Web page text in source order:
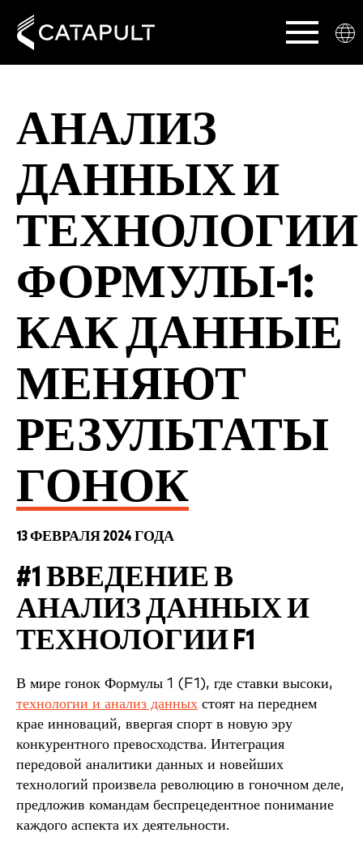
АНАЛИЗ
ДАННЫХ И
ТЕХНОЛОГИИ
ФОРМУЛЫ-1:
КАК ДАННЫЕ
МЕНЯЮТ
РЕЗУЛЬТАТЫ
ГОНОК
13 ФЕВРАЛЯ 2024 ГОДА
#1 ВВЕДЕНИЕ В
АНАЛИЗ ДАННЫХИ
ТЕХНОЛОГИИ F1
В мире гонок Формулы 1 (F1), где ставки высоки,
технологии и анализ данных стоят на переднем
крае инноваций, ввергая спорт в новую эру
конкурентного превосходства. Интеграция
передовой аналитики данных и новейших
технологий произвела революцию в гоночном деле,
предложив командам беспрецедентное понимание
каждого аспекта их деятельности.